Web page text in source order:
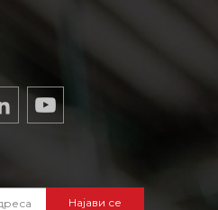
Најави се